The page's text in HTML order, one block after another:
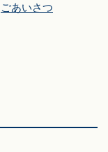
ごあいさつ